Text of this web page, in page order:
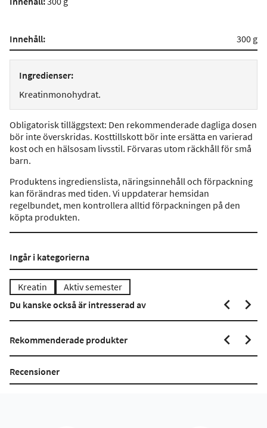
Innehåll: 300 g
Ingredienser:
Kreatinmonohydrat.
Obligatorisk tilläggstext: Den rekommenderade dagliga dosen
bör inte överskridas. Kosttillskott bör inte ersätta en varierad
kost och en hälsosam livsstil. Förvaras utom räckhåll för små
barn.
Produktens ingredienslista, näringsinnehåll och förpackning
kan förändras med tiden. Vi uppdaterar hemsidan
regelbundet, men kontrollera alltid förpackningen på den
köpta produkten.
Ingår i kategorierna
Kreatin
Aktiv semester
Du kanske också är intresserad av
Rekommenderade produkter
Recensioner